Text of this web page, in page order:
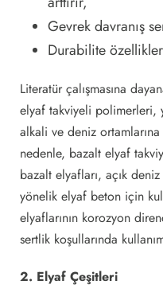
Gevrek davranış
Durabilite
Literatür çalışmasına
elyaf takviyeli polimerleri,
alkali ve deniz
nedenle, bazalt elyaf
bazalt elyafları, açık
yönelik elyaf beton için
elyaflarının korozyon
sertlik koşullarında
2. Elyaf Çeşitleri